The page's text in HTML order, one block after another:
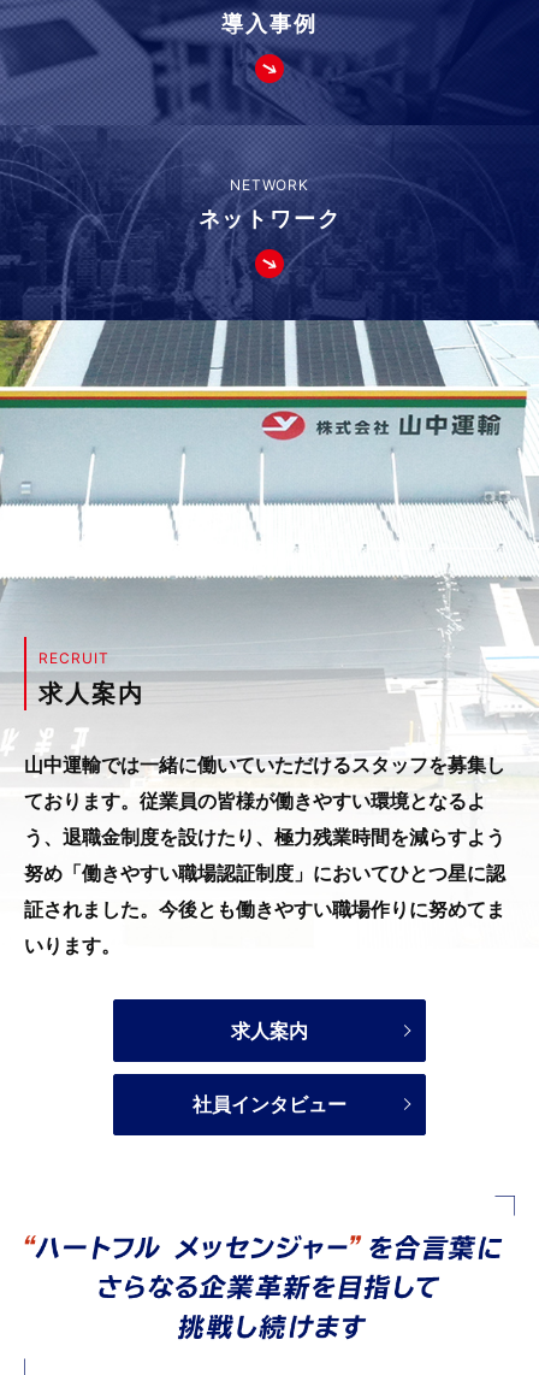
導入事例
NETWORK
ネットワーク
RECRUIT
求人案内
山中運輸では一緒に働いていただけるスタッフを募集し
ております。 従業員の皆様が働きやすい環境となるよ
う、退職金制度を設けたり、 極力残業時間を減らすよう
努め「働きやすい職場認証制度」においてひとつ星に認
証されました。 今後とも働きやすい職場作りに努めてま
いります。
求人案内
社員インタビュー